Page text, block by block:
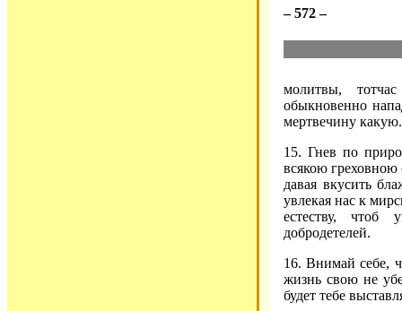
– 572 –
молитвы,
обыкновенно
мертвечину какую.
15. Гнев по
всякою
давая вкусить
увлекая нас к
естеству, чтоб
добродетелей.
16. Внимай себе,
жизнь свою не
будет тебе